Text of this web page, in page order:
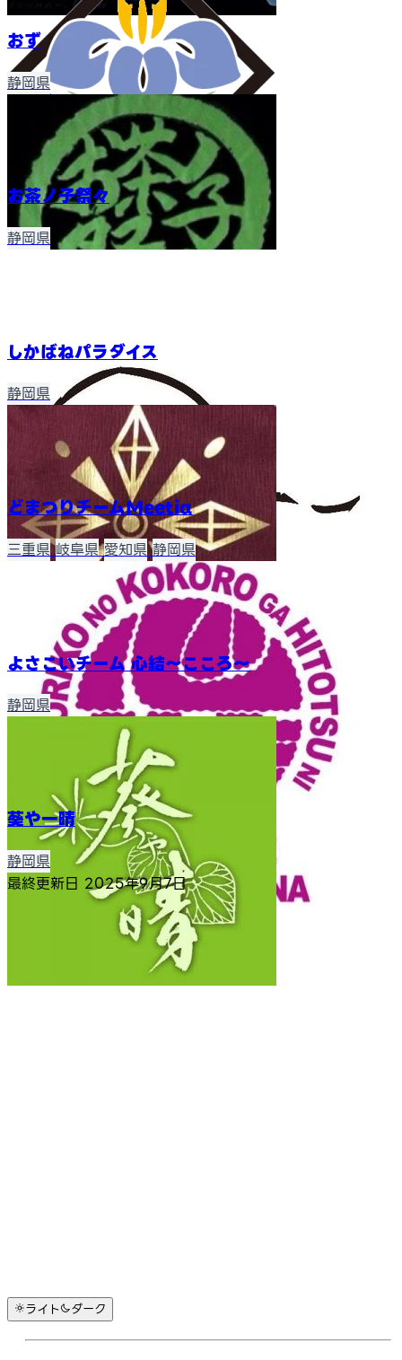
おず
静岡県
お茶ノ子祭々
静岡県
しかばねパラダイス
静岡県
どまつりチームMeetiα
三重県 岐阜県 愛知県 静岡県
よさこいチーム 心結〜こころ〜
静岡県
葵や一晴
静岡県
最終更新日 2025年9月7日
ライト ダーク